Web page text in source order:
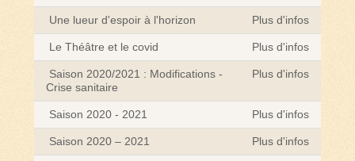
Une lueur d'espoir à l'horizon Plus d'infos
Le Théâtre et le covid Plus d'infos
Saison 2020/2021 : Modifications -
Crise sanitaire
Plus d'infos
Saison 2020 - 2021 Plus d'infos
Saison 2020 – 2021 Plus d'infos